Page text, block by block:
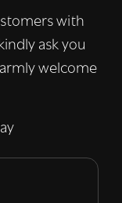
with
ask you
welcome
site
andere
of